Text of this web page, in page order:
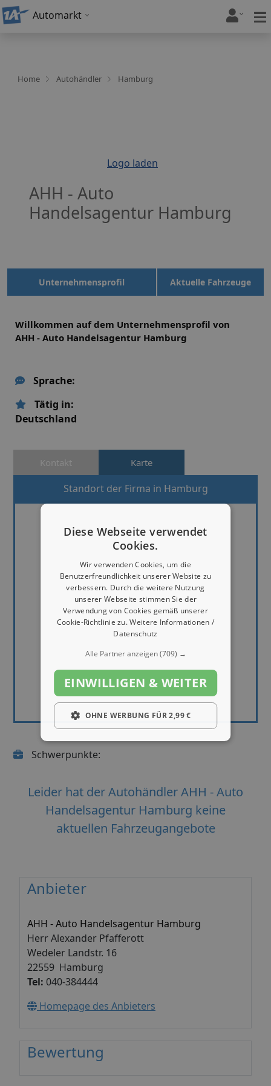
Automarkt
Home Autohändler Hamburg
Logo laden
AHH - Auto
Handelsagentur Hamburg
Unternehmensprofil Aktuelle Fahrzeuge
Willkommen auf dem Unternehmensprofil von
AHH - Auto Handelsagentur Hamburg
Sprache:
Tätig in:
Deutschland
Kontakt Karte
Standort der Firma in Hamburg
Schwerpunkte:
Leider hat der Autohändler AHH - Auto
Handelsagentur Hamburg keine
aktuellen Fahrzeugangebote
Anbieter
AHH - Auto Handelsagentur Hamburg
Herr Alexander Pfafferott
Wedeler Landstr. 16
22559 Hamburg
Tel: 040-384444
Homepage des Anbieters
Bewertung
Diese Webseite verwendet
Cookies.
Wir verwenden Cookies, um die
Benutzerfreundlichkeit unserer Website zu
verbessern. Durch die weitere Nutzung
unserer Webseite stimmen Sie der
Verwendung von Cookies gemäß unserer
Cookie-Richtlinie zu.Weitere Informationen /
Datenschutz
Alle Partner anzeigen(709) →
EINWILLIGEN & WEITER
OHNE WERBUNG FÜR 2,99 €